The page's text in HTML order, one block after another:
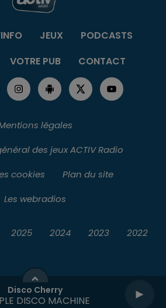
Disco Cherry
DISCO MACHINE
JEUX
PODCASTS
VOTRE PUB CONTACT
légales
des jeux ACTIV Radio
cookies
Plan du site
Les webradios
2025 2024 2023 2022